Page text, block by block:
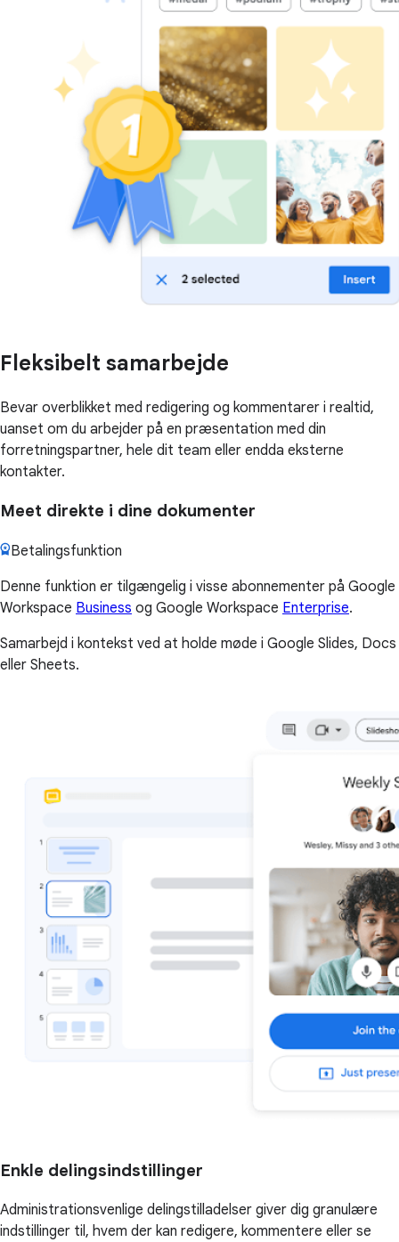
Fleksibelt samarbejde
Bevar overblikket med redigering og kommentarer i realtid,
uanset om du arbejder på en præsentation med din
forretningspartner, hele dit team eller endda eksterne
kontakter.
Meet direkte i dine dokumenter
Betalingsfunktion
Denne funktion er tilgængelig i visse abonnementer på Google
Workspace Business og Google Workspace Enterprise.
Samarbejd i kontekst ved at holde møde i Google Slides, Docs
eller Sheets.
Enkle delingsindstillinger
Administrationsvenlige delingstilladelser giver dig granulære
indstillinger til, hvem der kan redigere, kommentere eller se